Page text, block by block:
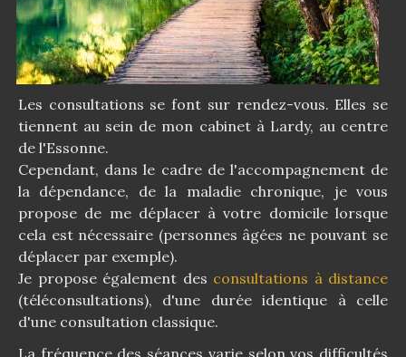
Les consultations se font sur rendez-vous. Elles se
tiennent au sein de mon cabinet à Lardy, au centre
de l'Essonne.
Cependant, dans le cadre de l'accompagnement de
la dépendance, de la maladie chronique, je vous
propose de me déplacer à votre domicile lorsque
cela est nécessaire (personnes âgées ne pouvant se
déplacer par exemple).
Je propose également des consultations à distance
(téléconsultations), d'une durée identique à celle
d'une consultation classique.